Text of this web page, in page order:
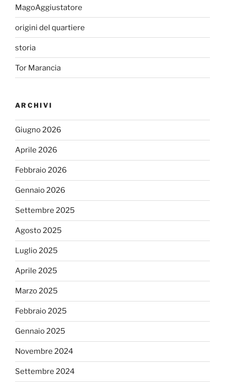
MagoAggiustatore
origini del quartiere
storia
Tor Marancia
ARCHIVI
Giugno 2026
Aprile 2026
Febbraio 2026
Gennaio 2026
Settembre 2025
Agosto 2025
Luglio 2025
Aprile 2025
Marzo 2025
Febbraio 2025
Gennaio 2025
Novembre 2024
Settembre 2024